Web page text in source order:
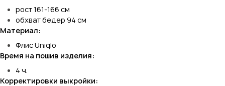
рост 161-166 см
обхват бедер 94 см
Материал:
Флис Uniqlo
Время на пошив изделия:
4 ч.
Корректировки выкройки: